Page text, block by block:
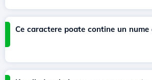
Ce caractere poate contine un nume